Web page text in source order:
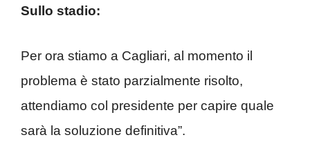
Sullo stadio:
Per ora stiamo a Cagliari, al momento il
problema è stato parzialmente risolto,
attendiamo col presidente per capire quale
sarà la soluzione definitiva”.